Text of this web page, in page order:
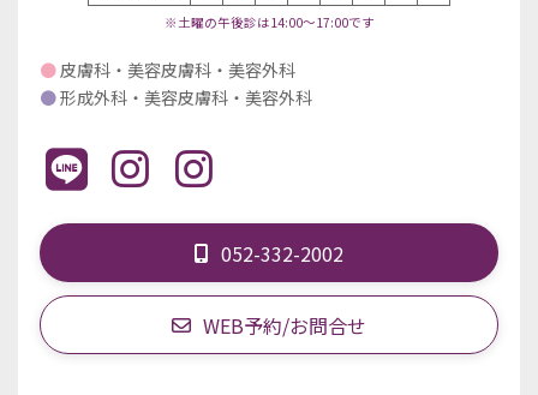
※土曜の午後診は14:00～17:00です
● 皮膚科・美容皮膚科・美容外科
●形成外科・美容皮膚科・美容外科
052-332-2002
WEB予約/お問合せ